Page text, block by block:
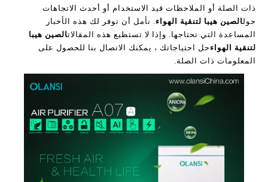
ذات الصلة أو الملاحظات قيد الاستخدام أو أحدث الاتجاهات
حولالصين هيبا لتنقية الهواء. نأمل أن توفر لك هذه الأخبار
المساعدة التي تحتاجها. وإذا لا تستطيع هذه المقالاتالصين هيبا
لتنقية الهواء حل احتياجاتك ، يمكنك الاتصال بنا للحصول على
المعلومات ذات الصلة.